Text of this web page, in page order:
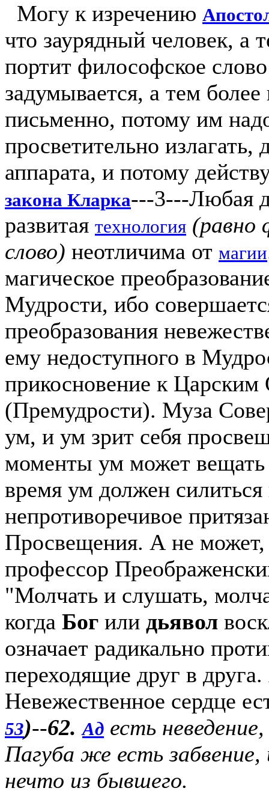
Могу к изречению
что заурядный человек, а
портит философское
задумывается, а тем
письменно, потому им
просветительно
аппарата, и потому
закона Кларка---3---Любая
развитая технология (равно
слово) неотличима от магии
магическое
Мудрости, ибо
преобразования
ему недоступного в
прикосновение к
(Премудрости). Муза
ум, и ум зрит себя
моменты ум может вещать
время ум должен силиться
непротиворечивое
Просвещения. А не может,
профессор
"Молчать и слушать,
когда Бог или дьявол
означает радикально
переходящие друг в
Невежественное сердце
53)--62. Ад есть
Пагуба же есть забвение,
нечто из бывшего.